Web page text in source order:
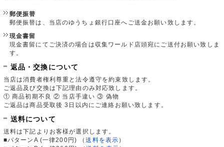
郵便振替
郵便振替は、当店のゆうちょ銀行口座へご送金お願い致します。
現金書留
現金書留にてご決済の場合は収集ワールド店頭宛にご送付お願い致しま
す。
返品・交換について
当店は消費者権利尊重と法令遵守を約束致します。
ご返品及び交換は下記理由のみ対応致します。
① 商品初期不良 ② 当店手違い ③ 偽物
ご返品は商品受取後 3日以内にご連絡お願い致します。
送料について
送料は下記よりお客様が選択します。
■パターンA (一律200円)
（送料を表示 ）